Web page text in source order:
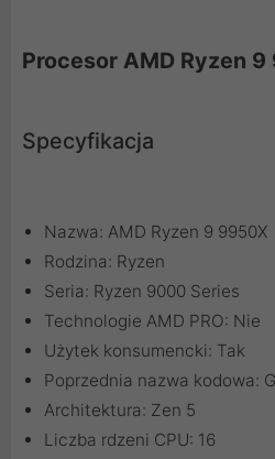
Procesor AMD Ryzen
Specyfikacja
Nazwa: AMD Ryzen 9 9950X
Rodzina: Ryzen
Seria: Ryzen 9000 Series
Technologie AMD PRO: Nie
Użytek konsumencki: Tak
Poprzednia nazwa kodowa:
Architektura: Zen 5
Liczba rdzeni CPU: 16